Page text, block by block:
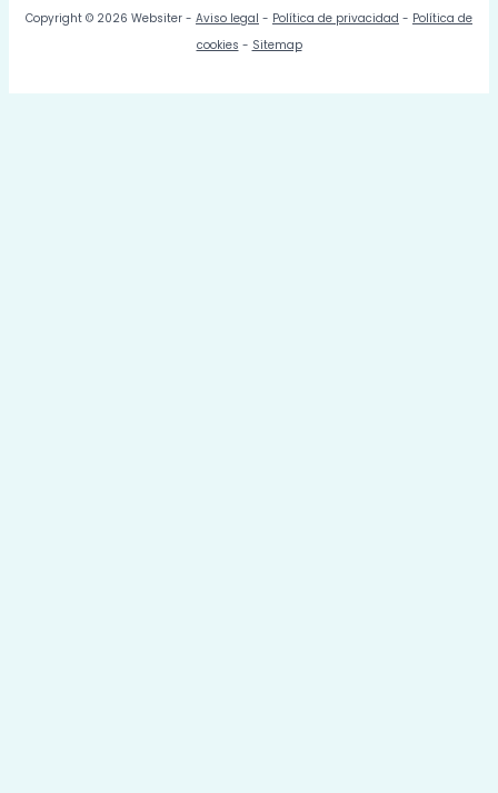
Copyright © 2026 Websiter - Aviso legal - Política de privacidad - Política de
cookies - Sitemap